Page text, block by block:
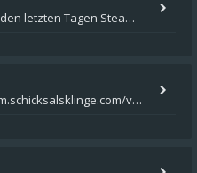
Die zwölfe zum Gruß! Ich habe in den letzten Tagen Steam auf meinem Desktop PC mit Windows 11 installiert und über Steam
Probiere es mal hier: https://forum.schicksalsklinge.com/viewtopic.php?f=239&t=15661